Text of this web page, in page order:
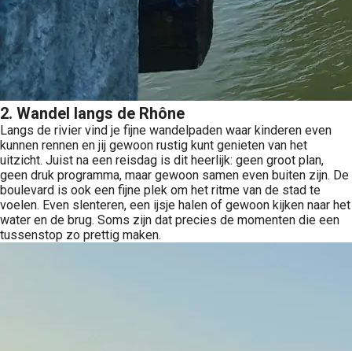
2. Wandel langs de Rhône
Langs de rivier vind je fijne wandelpaden waar kinderen even
kunnen rennen en jij gewoon rustig kunt genieten van het
uitzicht. Juist na een reisdag is dit heerlijk: geen groot plan,
geen druk programma, maar gewoon samen even buiten zijn. De
boulevard is ook een fijne plek om het ritme van de stad te
voelen. Even slenteren, een ijsje halen of gewoon kijken naar het
water en de brug. Soms zijn dat precies de momenten die een
tussenstop zo prettig maken.